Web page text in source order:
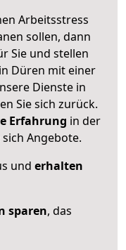
Arbeitsstress
sollen, dann
Sie und stellen
in Düren mit einer
Dienste in
Sie sich zurück.
Erfahrung in der
Angebote.
und erhalten
sparen, das